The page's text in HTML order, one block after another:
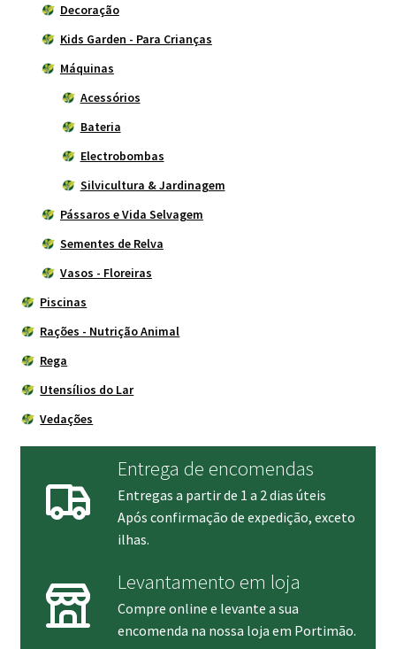
Decoração
Kids Garden - Para Crianças
Máquinas
Acessórios
Bateria
Electrobombas
Silvicultura & Jardinagem
Pássaros e Vida Selvagem
Sementes de Relva
Vasos - Floreiras
Piscinas
Rações - Nutrição Animal
Rega
Utensílios do Lar
Vedações
Entrega de encomendas
Entregas a partir de 1 a 2 dias úteis
Após confirmação de expedição, exceto
ilhas.
Levantamento em loja
Compre online e levante a sua
encomenda na nossa loja em Portimão.